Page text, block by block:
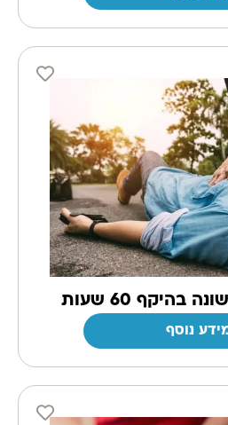
60 שעות
נוסף